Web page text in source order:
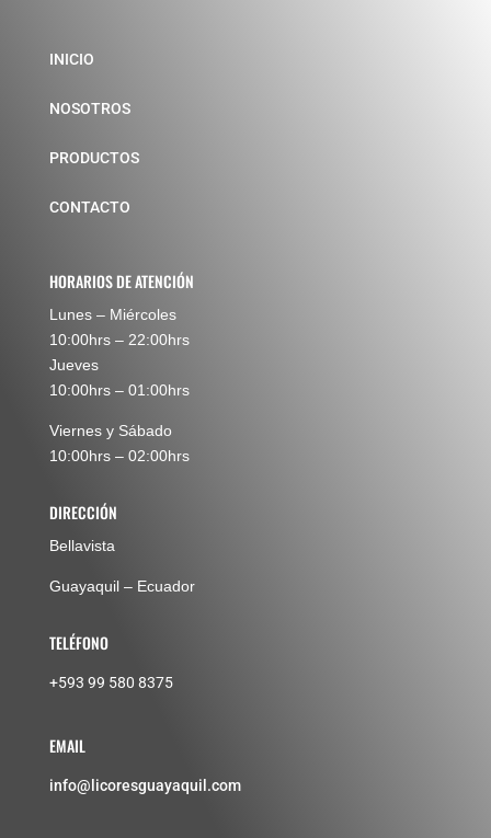
INICIO
NOSOTROS
PRODUCTOS
CONTACTO
HORARIOS DE ATENCIÓN
Lunes – Miércoles
10:00hrs – 22:00hrs
Jueves
10:00hrs – 01:00hrs
Viernes y Sábado
10:00hrs – 02:00hrs
DIRECCIÓN
Bellavista
Guayaquil – Ecuador
TELÉFONO
+593 99 580 8375
EMAIL
info@licoresguayaquil.com